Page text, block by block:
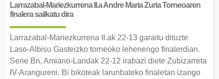
Larrazabal-Mariezkurrena II.a Andre Maria Zuria Torneoaren
finalera sailkatu dira
Larrazabal-Mariezkurrena II.ak 22-13 garaitu dituzte
Laso-Albisu Gasteizko torneoko lehenengo finalerdian.
Serie Bn, Amiano-Landak 22-12 irabazi diete Zubizarreta
IV-Arangureni. Bi bikoteak larunbateko finaletan izango